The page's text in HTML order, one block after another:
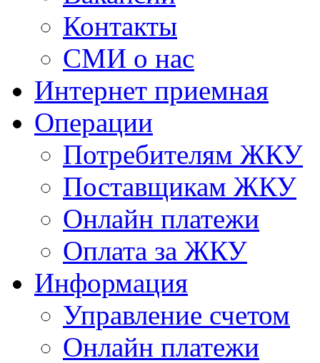
Контакты
СМИ о нас
Интернет приемная
Операции
Потребителям ЖКУ
Поставщикам ЖКУ
Онлайн платежи
Оплата за ЖКУ
Информация
Управление счетом
Онлайн платежи